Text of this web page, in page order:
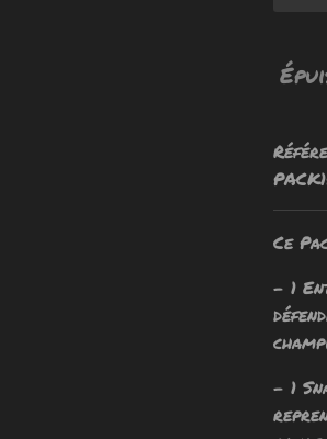
Ce
- 1
- 1